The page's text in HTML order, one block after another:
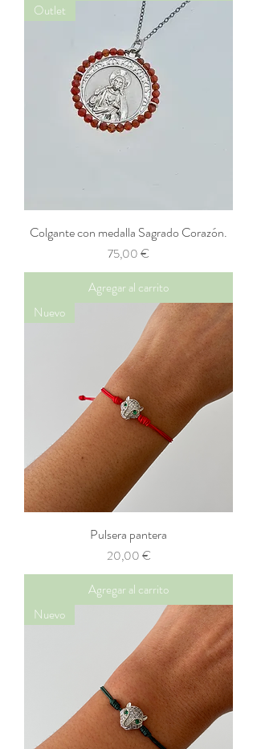
Outlet
Colgante con medalla Sagrado Corazón.
Precio
75,00 €
Agregar al carrito
Nuevo
Pulsera pantera
Precio
20,00 €
Agregar al carrito
Nuevo